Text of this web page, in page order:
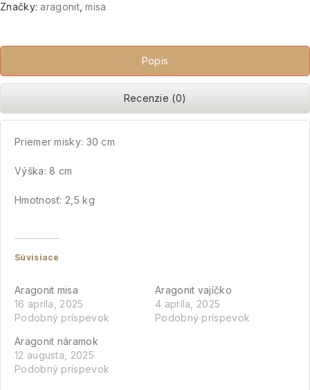
Značky:aragonit,misa
Popis
Recenzie (0)
Priemer misky: 30 cm
Výška: 8 cm
Hmotnosť: 2,5 kg
Súvisiace
Aragonit misa
16 apríla, 2025
Podobný príspevok
Aragonit vajíčko
4 apríla, 2025
Podobný príspevok
Aragonit náramok
12 augusta, 2025
Podobný príspevok